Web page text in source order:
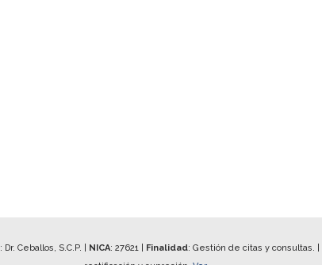
: Dr. Ceballos, S.C.P. | NICA: 27621| Finalidad: Gestión de citas y consultas. |